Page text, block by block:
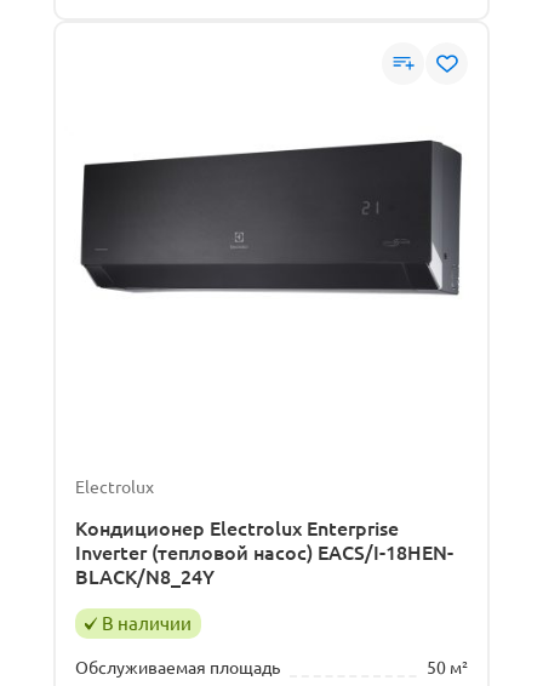
Electrolux
Кондиционер Electrolux Enterprise
Inverter (тепловой насос) EACS/I-18HEN-
BLACK/N8_24Y
В наличии
Обслуживаемая площадь
50 м²